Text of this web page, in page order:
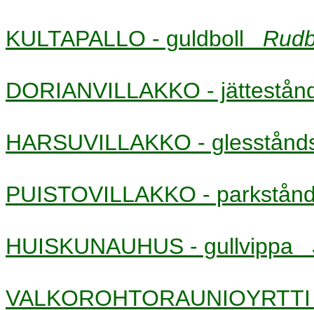
KULTAPALLO - guldboll
DORIANVILLAKKO -
HARSUVILLAKKO -
PUISTOVILLAKKO -
HUISKUNAUHUS - gullvippa